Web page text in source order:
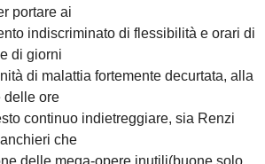
portare ai
indiscriminato di flessibilità e orari di
di giorni
di malattia fortemente decurtata, alla
delle ore
continuo indietreggiare, sia Renzi
che